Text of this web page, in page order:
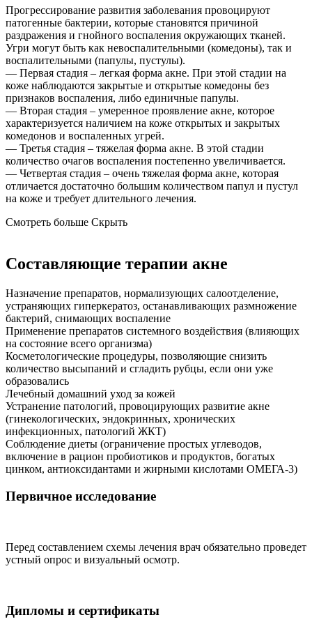
Прогрессирование развития заболевания провоцируют
патогенные бактерии, которые становятся причиной
раздражения и гнойного воспаления окружающих тканей.
Угри могут быть как невоспалительными (комедоны), так и
воспалительными (папулы, пустулы).
— Первая стадия – легкая форма акне. При этой стадии на
коже наблюдаются закрытые и открытые комедоны без
признаков воспаления, либо единичные папулы.
— Вторая стадия – умеренное проявление акне, которое
характеризуется наличием на коже открытых и закрытых
комедонов и воспаленных угрей.
— Третья стадия – тяжелая форма акне. В этой стадии
количество очагов воспаления постепенно увеличивается.
— Четвертая стадия – очень тяжелая форма акне, которая
отличается достаточно большим количеством папул и пустул
на коже и требует длительного лечения.
Смотреть больше Скрыть
Составляющие терапии акне
Назначение препаратов, нормализующих салоотделение,
устраняющих гиперкератоз, останавливающих размножение
бактерий, снимающих воспаление
Применение препаратов системного воздействия (влияющих
на состояние всего организма)
Косметологические процедуры, позволяющие снизить
количество высыпаний и сгладить рубцы, если они уже
образовались
Лечебный домашний уход за кожей
Устранение патологий, провоцирующих развитие акне
(гинекологических, эндокринных, хронических
инфекционных, патологий ЖКТ)
Соблюдение диеты (ограничение простых углеводов,
включение в рацион пробиотиков и продуктов, богатых
цинком, антиоксидантами и жирными кислотами ОМЕГА-3)
Первичное исследование
Перед составлением схемы лечения врач обязательно проведет
устный опрос и визуальный осмотр.
Дипломы и сертификаты